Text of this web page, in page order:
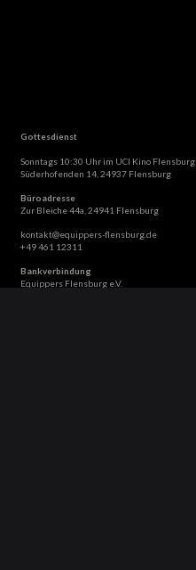
Gottesdienst
Sonntags 10:30 Uhr im UCI Kino Flensburg
Süderhofenden 14, 24937 Flensburg
Büroadresse
Zur Bleiche 44a, 24941 Flensburg
kontakt@equippers-flensburg.de
+49 461 12311
Bankverbindung
Equippers Flensburg e.V.